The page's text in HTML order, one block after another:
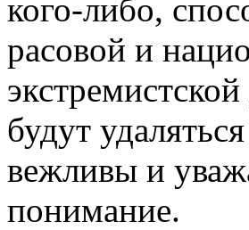
кого-либо,
расовой и
будут
вежливы и
понимание.